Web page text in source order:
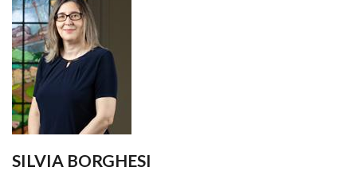
SILVIA BORGHESI